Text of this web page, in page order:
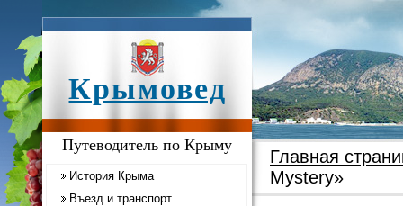
Крымовед
Путеводитель по Крыму
История Крыма
Въезд и транспорт
Главная
Mystery»